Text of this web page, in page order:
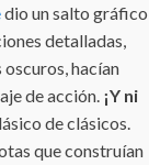
dio un salto gráfico
detalladas,
oscuros, hacían
de acción. ¡Y ni
de clásicos.
que construían